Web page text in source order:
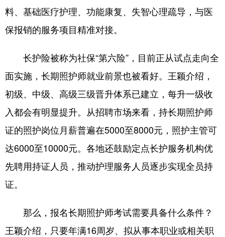
料、基础医疗护理、功能康复、失智心理疏导，与医
保报销的服务项目精准对接。
长护险被称为社保“第六险”，目前正从试点走向全
面实施，长期照护师就业前景也被看好。王颖介绍，
初级、中级、高级三级晋升体系已建立，每升一级收
入都会有明显提升。从招聘市场来看，持长期照护师
证的照护岗位月薪普遍在5000至8000元，照护主管可
达6000至10000元。各地还鼓励定点长护服务机构优
先聘用持证人员，推动护理服务人员逐步实现全员持
证。
那么，报名长期照护师考试需要具备什么条件？
王颖介绍，只要年满16周岁、拟从事本职业或相关职